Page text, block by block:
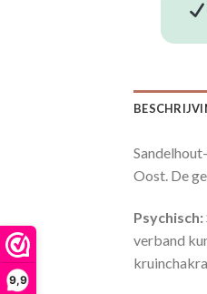
9,9
Oost. De
Psychisch:
verband